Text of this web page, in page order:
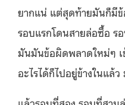
ยากแน่ แต่สุดท้ายมันก็มี
รอบแรกโดนสายล่อซื้อ ร
มันมันข้อผิดพลาดใหม่ๆ เ
อะไรได้ก็ไปอยู่ข้างในแล้